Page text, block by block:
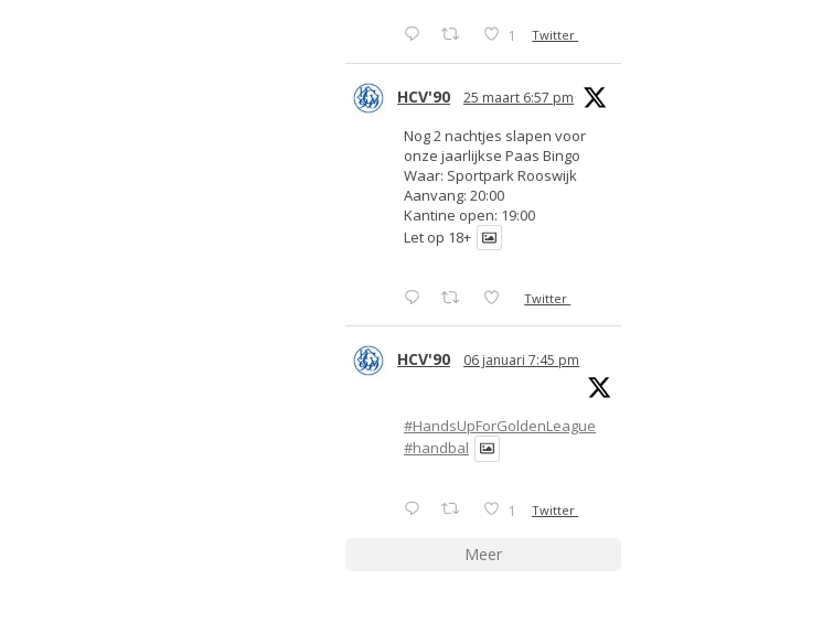
1 Twitter
HCV'90 25 maart 6:57 pm
Nog 2 nachtjes slapen voor
onze jaarlijkse Paas Bingo
Waar: Sportpark Rooswijk
Aanvang: 20:00
Kantine open: 19:00
Let op 18+
Twitter
HCV'90 06 januari 7:45 pm
#HandsUpForGoldenLeague
#handbal
1 Twitter
Meer